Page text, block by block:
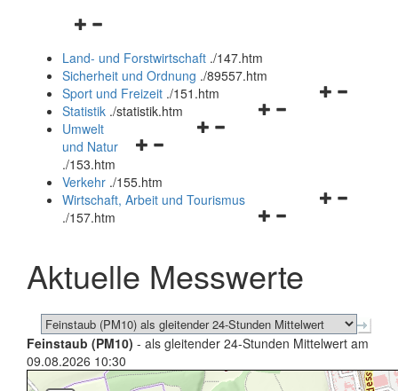
Navigationsmenü
und
schließen
Land- und Forstwirtschaft ./147.htm
Sicherheit und Ordnung ./89557.htm
Navigationsmenü
Sport und Freizeit ./151.htm
Navigationsmenü
Statistik ./statistik.htm
Navigationsmenü
und
schließen
Umwelt
und Natur
./153.htm
Verkehr ./155.htm
Navigationsmenü
schließen
Wirtschaft, Arbeit und Tourismus
./157.htm
Aktuelle Messwerte
Feinstaub (PM10) - als gleitender 24-Stunden Mittelwert am
09.08.2026 10:30